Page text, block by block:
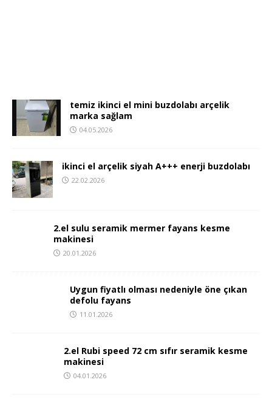
temiz ikinci el mini buzdolabı arçelik
marka sağlam
04.05.2026
ikinci el arçelik siyah A+++ enerji buzdolabı
22.02.2026
2.el sulu seramik mermer fayans kesme
makinesi
20.01.2026
Uygun fiyatlı olması nedeniyle öne çıkan
defolu fayans
11.01.2026
2.el Rubi speed 72 cm sıfır seramik kesme
makinesi
04.01.2026